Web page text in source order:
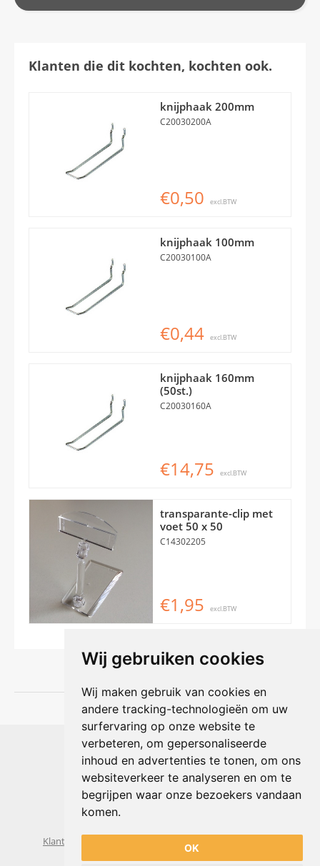
Wij gebruiken cookies
Wij maken gebruik van cookies en
andere tracking-technologieën om uw
surfervaring op onze website te
verbeteren, om gepersonaliseerde
inhoud en advertenties te tonen, om ons
websiteverkeer te analyseren en om te
begrijpen waar onze bezoekers vandaan
komen.
OK
Klanten die dit kochten, kochten ook.
knijphaak 200mm
C20030200A
€0,50 excl.BTW
knijphaak 100mm
C20030100A
€0,44 excl.BTW
knijphaak 160mm
(50st.)
C20030160A
€14,75 excl.BTW
transparante-clip met
voet 50 x 50
C14302205
€1,95 excl.BTW
Shophouse online
Max Planckstraat 4
6716 BE Ede, Nederland
Telefoon:+31(0)318 618 121
E-mail: info@shophouse.nl
Geopend: ma t/m vr 09:00-17:00 uur
Klantenservice
Algemene voorwaarden